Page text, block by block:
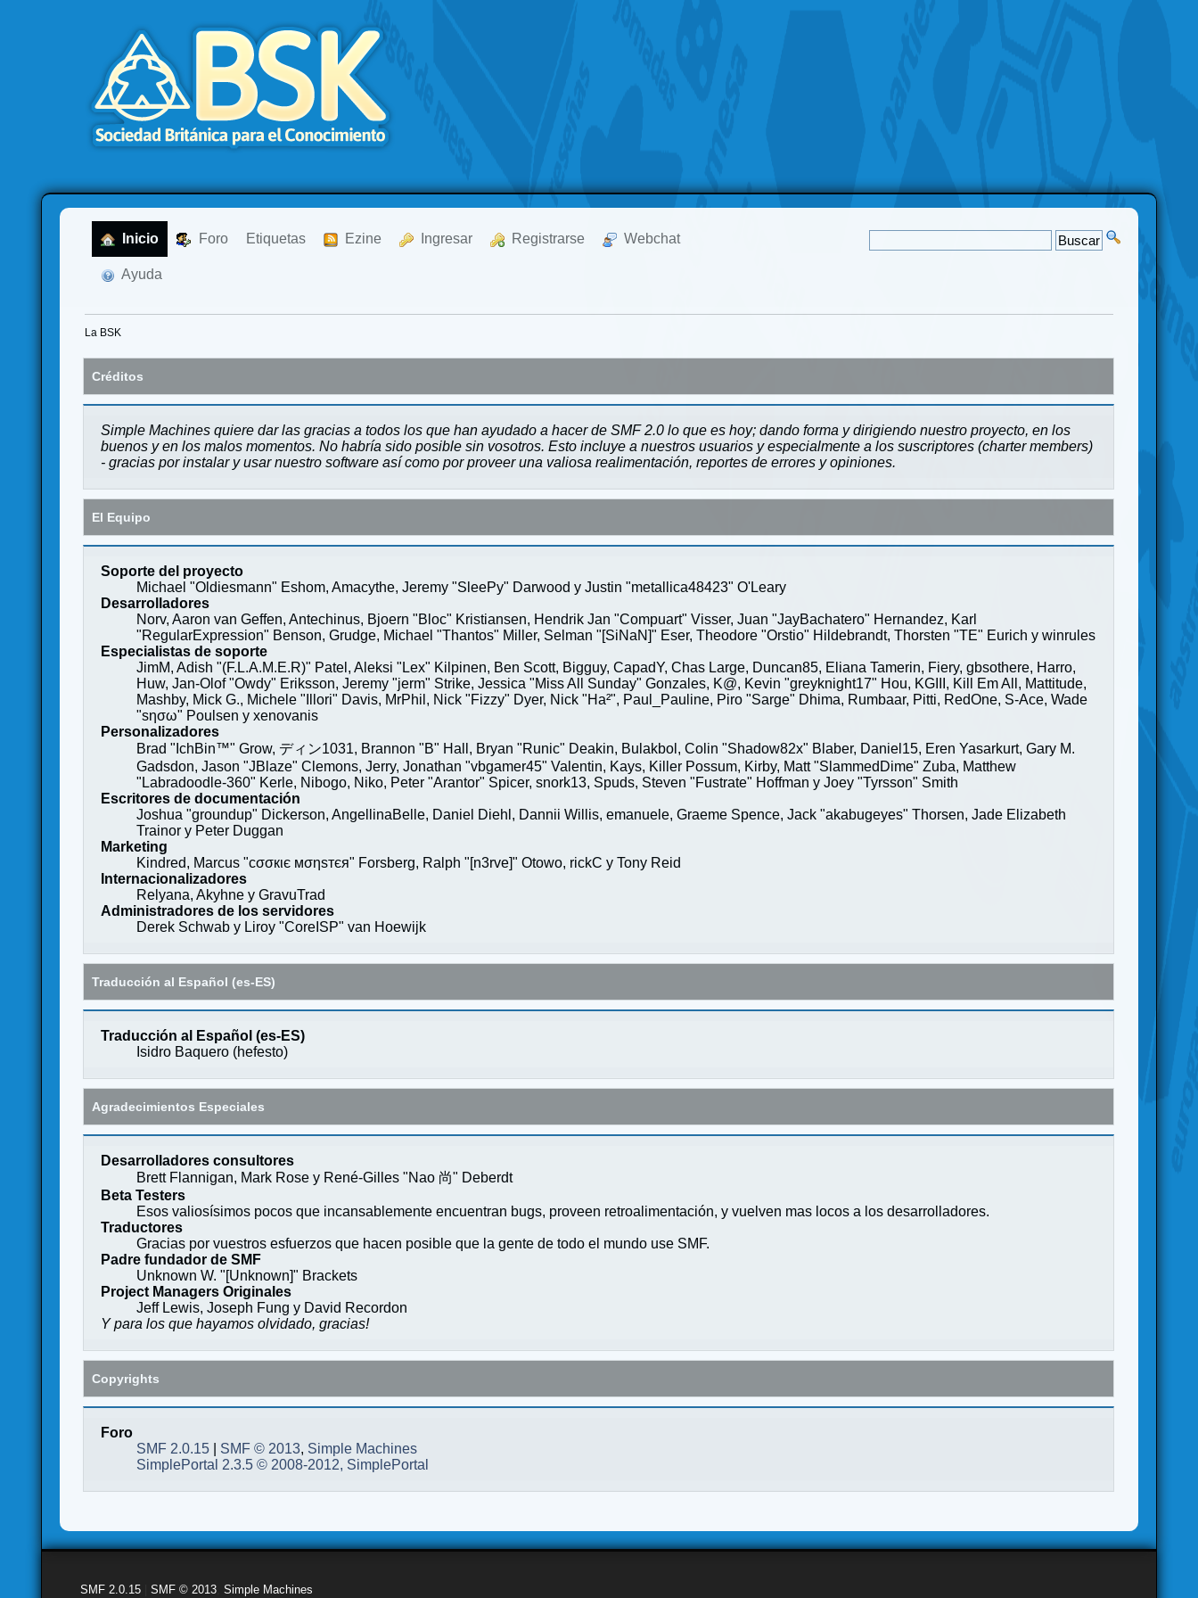
Inicio Foro Etiquetas Ezine Ingresar Registrarse Webchat
Ayuda
La BSK
Créditos
Simple Machines quiere dar las gracias a todos los que han ayudado a hacer de SMF 2.0 lo que es hoy; dando forma y dirigiendo nuestro proyecto, en los
buenos y en los malos momentos. No habría sido posible sin vosotros. Esto incluye a nuestros usuarios y especialmente a los suscriptores (charter members)
- gracias por instalar y usar nuestro software así como por proveer una valiosa realimentación, reportes de errores y opiniones.
El Equipo
Soporte del proyecto
Michael "Oldiesmann" Eshom, Amacythe, Jeremy "SleePy" Darwood y Justin "metallica48423" O'Leary
Desarrolladores
Norv, Aaron van Geffen, Antechinus, Bjoern "Bloc" Kristiansen, Hendrik Jan "Compuart" Visser, Juan "JayBachatero" Hernandez, Karl
"RegularExpression" Benson, Grudge, Michael "Thantos" Miller, Selman "[SiNaN]" Eser, Theodore "Orstio" Hildebrandt, Thorsten "TE" Eurich y winrules
Especialistas de soporte
JimM, Adish "(F.L.A.M.E.R)" Patel, Aleksi "Lex" Kilpinen, Ben Scott, Bigguy, CapadY, Chas Large, Duncan85, Eliana Tamerin, Fiery, gbsothere, Harro,
Huw, Jan-Olof "Owdy" Eriksson, Jeremy "jerm" Strike, Jessica "Miss All Sunday" Gonzales, K@, Kevin "greyknight17" Hou, KGIII, Kill Em All, Mattitude,
Mashby, Mick G., Michele "Illori" Davis, MrPhil, Nick "Fizzy" Dyer, Nick "Ha²", Paul_Pauline, Piro "Sarge" Dhima, Rumbaar, Pitti, RedOne, S-Ace, Wade
"sησω" Poulsen y xenovanis
Personalizadores
Brad "IchBin™" Grow, ディン1031, Brannon "B" Hall, Bryan "Runic" Deakin, Bulakbol, Colin "Shadow82x" Blaber, Daniel15, Eren Yasarkurt, Gary M.
Gadsdon, Jason "JBlaze" Clemons, Jerry, Jonathan "vbgamer45" Valentin, Kays, Killer Possum, Kirby, Matt "SlammedDime" Zuba, Matthew
"Labradoodle-360" Kerle, Nibogo, Niko, Peter "Arantor" Spicer, snork13, Spuds, Steven "Fustrate" Hoffman y Joey "Tyrsson" Smith
Escritores de documentación
Joshua "groundup" Dickerson, AngellinaBelle, Daniel Diehl, Dannii Willis, emanuele, Graeme Spence, Jack "akabugeyes" Thorsen, Jade Elizabeth
Trainor y Peter Duggan
Marketing
Kindred, Marcus "cσσкιє мσηѕтєя" Forsberg, Ralph "[n3rve]" Otowo, rickC y Tony Reid
Internacionalizadores
Relyana, Akyhne y GravuTrad
Administradores de los servidores
Derek Schwab y Liroy "CoreISP" van Hoewijk
Traducción al Español (es-ES)
Traducción al Español (es-ES)
Isidro Baquero (hefesto)
Agradecimientos Especiales
Desarrolladores consultores
Brett Flannigan, Mark Rose y René-Gilles "Nao 尚" Deberdt
Beta Testers
Esos valiosísimos pocos que incansablemente encuentran bugs, proveen retroalimentación, y vuelven mas locos a los desarrolladores.
Traductores
Gracias por vuestros esfuerzos que hacen posible que la gente de todo el mundo use SMF.
Padre fundador de SMF
Unknown W. "[Unknown]" Brackets
Project Managers Originales
Jeff Lewis, Joseph Fung y David Recordon
Y para los que hayamos olvidado, gracias!
Copyrights
Foro
SMF 2.0.15
SMF © 2013, Simple Machines
SimplePortal 2.3.5 © 2008-2012, SimplePortal
SMF 2.0.15 |SMF © 2013 ,Simple Machines